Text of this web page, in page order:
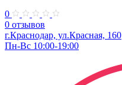
0
0 отзывов
г.Краснодар, ул.​Красная, 160
Пн-Вс 10:00-19:00